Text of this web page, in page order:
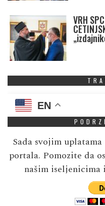
VRH
EN
Sada svojim
portala. Pomozite da
našim